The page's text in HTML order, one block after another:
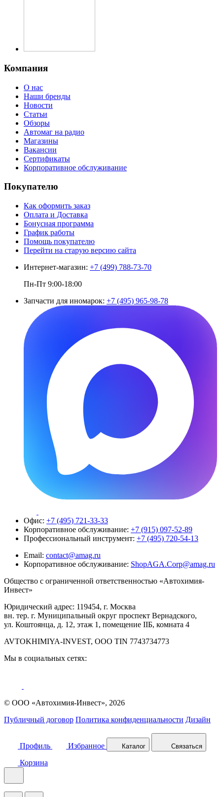
Компания
О нас
Наши бренды
Новости
Статьи
Обзоры
Автомаг на радио
Магазины
Вакансии
Сертификаты
Корпоративное обслуживание
Покупателю
Как оформить заказ
Оплата и Доставка
Бонусная программа
График работы
Помощь покупателю
Перейти на старую версию сайта
Интернет-магазин: +7 (499) 788-73-70
Пн-Пт 9:00-18:00
Запчасти для иномарок: +7 (495) 965-98-78
Офис: +7 (495) 721-33-33
Корпоративное обслуживание: +7 (915) 097-52-89
Профессиональный инструмент: +7 (495) 720-54-13
Email: contact@amag.ru
Корпоративное обслуживание: ShopAGA.Corp@amag.ru
Общество с ограниченной ответственностью «Автохимия-
Инвест»
Юридический адрес: 119454, г. Москва
вн. тер. г. Муниципальный округ проспект Вернадского,
ул. Коштоянца, д. 12, этаж 1, помещение IIБ, комната 4
AVTOKHIMIYA-INVEST, OOO TIN 7743734773
Мы в социальных сетях:
© ООО «Автохимия-Инвест», 2026
Публичный договор Политика конфиденциальности Дизайн
Профиль Избранное Каталог Связаться
Корзина